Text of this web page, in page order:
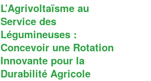
L’Agrivoltaïsme au
Service des
Légumineuses :
Concevoir une Rotation
Innovante pour la
Durabilité Agricole